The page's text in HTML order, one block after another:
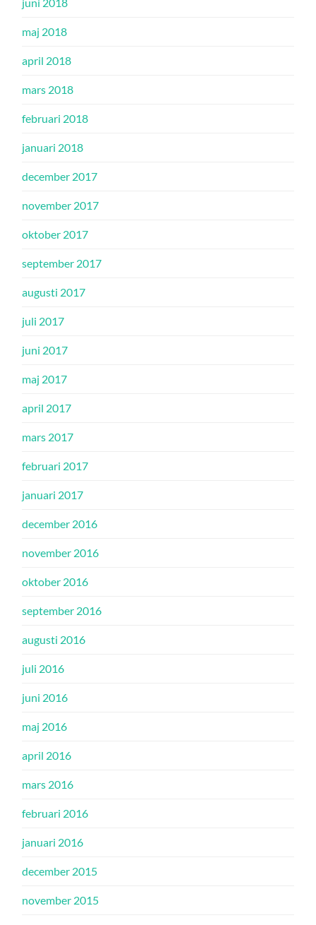
maj 2018
april 2018
mars 2018
februari 2018
januari 2018
december 2017
november 2017
oktober 2017
september 2017
augusti 2017
juli 2017
juni 2017
maj 2017
april 2017
mars 2017
februari 2017
januari 2017
december 2016
november 2016
oktober 2016
september 2016
augusti 2016
juli 2016
juni 2016
maj 2016
april 2016
mars 2016
februari 2016
januari 2016
december 2015
november 2015